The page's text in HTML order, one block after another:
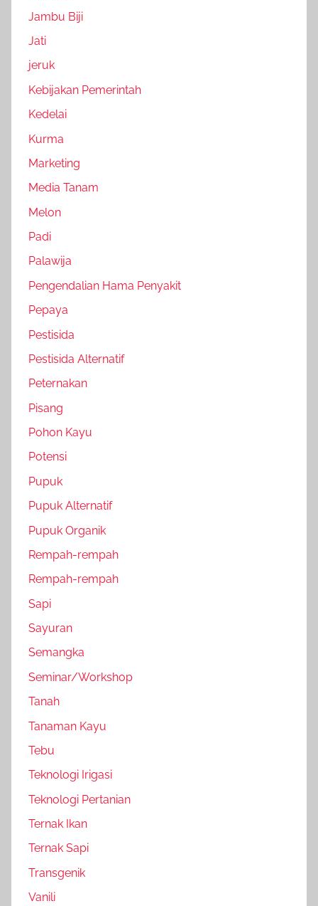
Jambu Biji
Jati
jeruk
Kebijakan Pemerintah
Kedelai
Kurma
Marketing
Media Tanam
Melon
Padi
Palawija
Pengendalian Hama Penyakit
Pepaya
Pestisida
Pestisida Alternatif
Peternakan
Pisang
Pohon Kayu
Potensi
Pupuk
Pupuk Alternatif
Pupuk Organik
Rempah-rempah
Rempah-rempah
Sapi
Sayuran
Semangka
Seminar/Workshop
Tanah
Tanaman Kayu
Tebu
Teknologi Irigasi
Teknologi Pertanian
Ternak Ikan
Ternak Sapi
Transgenik
Vanili